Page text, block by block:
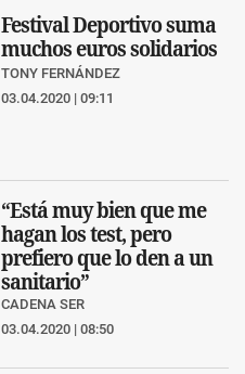
Festival Deportivo suma
muchos euros solidarios
TONY FERNÁNDEZ
03.04.2020 | 09:11
“Está muy bien que me
hagan los test, pero
prefiero que lo den a un
sanitario”
CADENA SER
03.04.2020 | 08:50